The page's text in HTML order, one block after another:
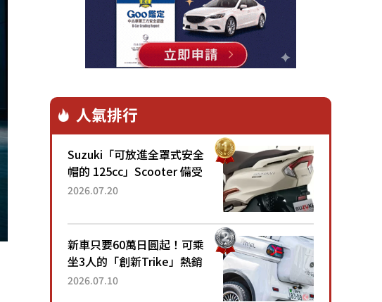
人氣排行
Suzuki「可放進全罩式安全
帽的 125cc」Scooter 備受
矚目！採用全新流線設計與
已陸續開始出口的新款
「B...
2026.07.20
新車只要60萬日圓起！可乘
坐3人的「創新Trike」熱銷
大賣成為人氣車款！「養車
2026.07.10